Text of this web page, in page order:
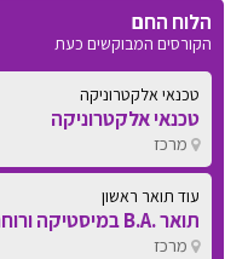
הלוח החם
הקורסים המבוקשים כעת
טכנאי אלקטרוניקה
טכנאי אלקטרוניקה
מרכז
עוד תואר ראשון
תואר .B.A במיסטיקה ורוחניות
מרכז